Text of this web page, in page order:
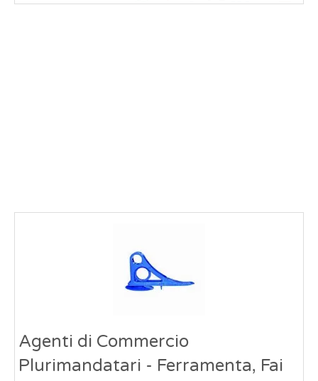
Agenti di Commercio
Plurimandatari - Ferramenta, Fai